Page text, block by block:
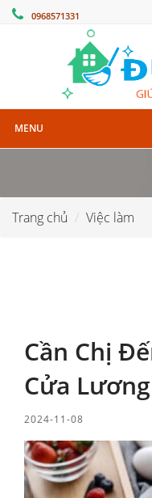
0968571331
MENU
Trang chủ Việc làm
Cần Chị
Cửa
2024-11-08